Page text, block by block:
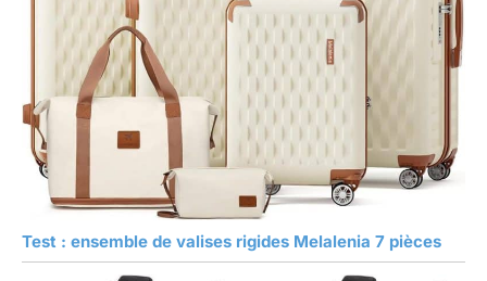
Test : ensemble de valises rigides Melalenia 7 pièces